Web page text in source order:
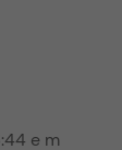
e m